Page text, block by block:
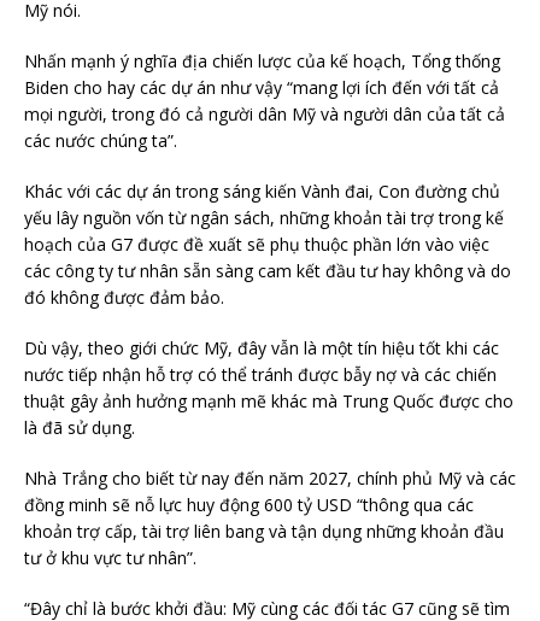
Mỹ nói.
Nhấn mạnh ý nghĩa địa chiến lược của kế hoạch, Tổng thống
Biden cho hay các dự án như vậy “mang lợi ích đến với tất cả
mọi người, trong đó cả người dân Mỹ và người dân của tất cả
các nước chúng ta”.
Khác với các dự án trong sáng kiến Vành đai, Con đường chủ
yếu lây nguồn vốn từ ngân sách, những khoản tài trợ trong kế
hoạch của G7 được đề xuất sẽ phụ thuộc phần lớn vào việc
các công ty tư nhân sẵn sàng cam kết đầu tư hay không và do
đó không được đảm bảo.
Dù vậy, theo giới chức Mỹ, đây vẫn là một tín hiệu tốt khi các
nước tiếp nhận hỗ trợ có thể tránh được bẫy nợ và các chiến
thuật gây ảnh hưởng mạnh mẽ khác mà Trung Quốc được cho
là đã sử dụng.
Nhà Trắng cho biết từ nay đến năm 2027, chính phủ Mỹ và các
đồng minh sẽ nỗ lực huy động 600 tỷ USD “thông qua các
khoản trợ cấp, tài trợ liên bang và tận dụng những khoản đầu
tư ở khu vực tư nhân”.
“Đây chỉ là bước khởi đầu: Mỹ cùng các đối tác G7 cũng sẽ tìm